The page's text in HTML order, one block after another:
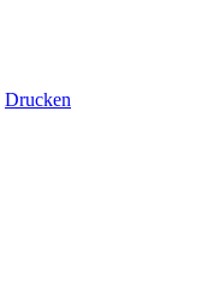
Drucken